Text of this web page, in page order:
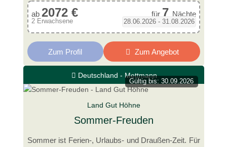
ab 2072 € für 7 Nächte
2 Erwachsene 28.06.2026 - 31.08.2026
Zum Profil Zum Angebot
Deutschland - Mettmann
Gültig bis: 30.09.2026
Land Gut Höhne
Sommer-Freuden
Sommer ist Ferien-, Urlaubs- und Draußen-Zeit. Für